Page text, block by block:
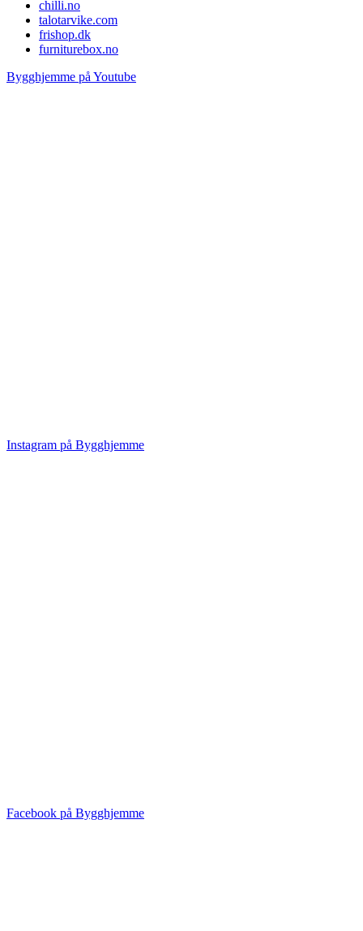
chilli.no
talotarvike.com
frishop.dk
furniturebox.no
Bygghjemme på Youtube
Instagram på Bygghjemme
Facebook på Bygghjemme